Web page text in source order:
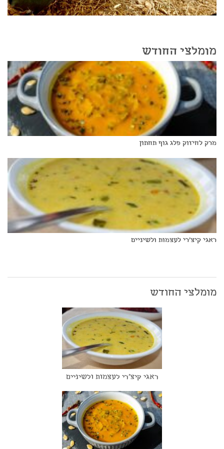
מומלצי החודש
מרק לחיזוק פלג גוף תחתון
ראגי קיצ'רי לעצמות ולשיניים
מומלצי החודש
ראגי קיצ'רי לעצמות ולשיניים